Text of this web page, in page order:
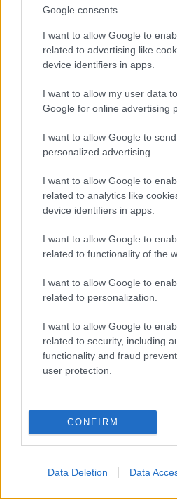
Google consents
I want to allow Google to
related to advertising like
device identifiers in apps.
I want to allow my user data
Google for online advertising
I want to allow Google to
personalized advertising.
I want to allow Google to
related to analytics like
device identifiers in apps.
I want to allow Google to
related to functionality of the
I want to allow Google to
related to personalization.
I want to allow Google to
related to security, including
functionality and fraud
user protection.
CONFIRM
Data Deletion Data
palīdzēs atbrīvoties no
Vai esi izvilcis laimīgo
kādām sievām kļūst
Lasīt citas
Vai darbs no
jūs tracina?
izceļ četrus
datumus, kuru
īpašniekiem
svarīga
Atcelt